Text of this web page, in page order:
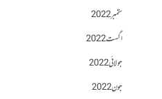
ستمبر 2022
اگست 2022
جولائی 2022
جون 2022